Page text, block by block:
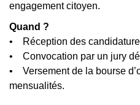
engagement citoyen.
Quand ?
• Réception des
• Convocation par un jury
• Versement de la bourse
mensualités.